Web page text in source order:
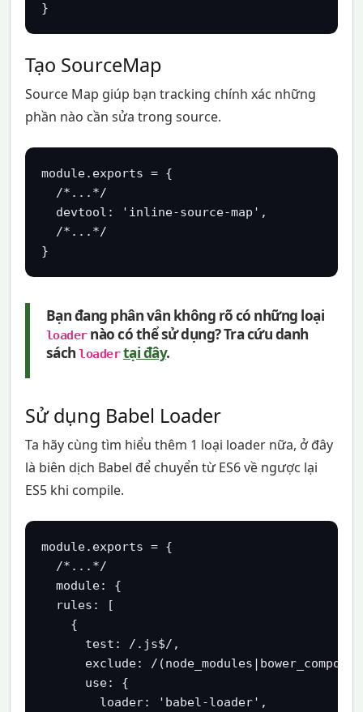
}
Tạo SourceMap
Source Map giúp bạn tracking chính xác những
phần nào cần sửa trong source.
module.exports = {
  /*...*/
  devtool: 'inline-source-map',
  /*...*/
}
Bạn đang phân vân không rõ có những loại
loadernào có thể sử dụng? Tra cứu danh
sáchloader tại đây.
Sử dụng Babel Loader
Ta hãy cùng tìm hiểu thêm 1 loại loader nữa, ở đây
là biên dịch Babel để chuyển từ ES6 về ngược lại
ES5 khi compile.
module.exports = {
  /*...*/
  module: {
  rules: [
    {
      test: /.js$/,
exclude: /
      use: {
        loader: 'babel-loader',